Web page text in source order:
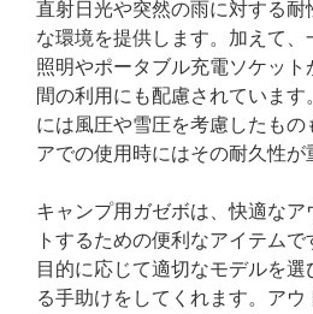
直射日光や突然の雨に対する
な環境を提供します。加えて
照明やポータブル充電ソケッ
間の利用にも配慮されていま
には風圧や雪圧を考慮したも
アでの使用時にはその耐久性が
キャンプ用ガゼボは、快適な
トするための便利なアイテム
目的に応じて適切なモデルを
る手助けをしてくれます。ア